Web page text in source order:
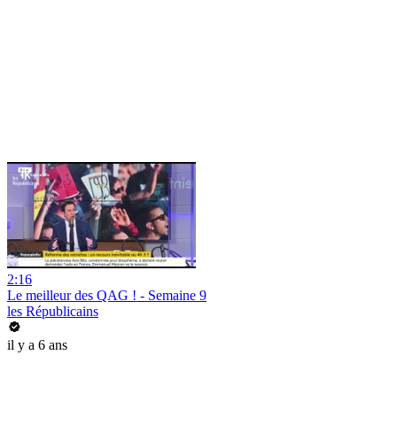
2:16
Le meilleur des QAG ! - Semaine 9
les Républicains
il y a 6 ans